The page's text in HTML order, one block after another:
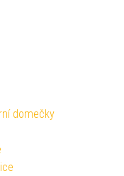
domečky